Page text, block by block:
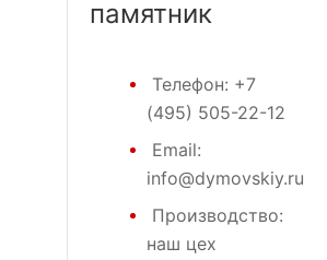
памятник
Телефон: +7
(495) 505-22-12
Email:
info@dymovskiy.ru
Производство:
наш цех